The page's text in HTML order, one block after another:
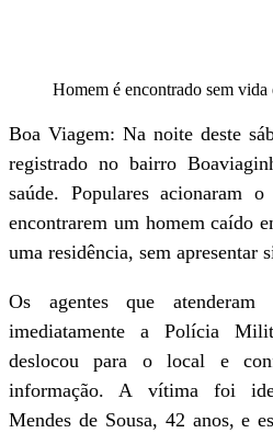
Homem é encontrado sem
Boa Viagem: Na noite deste
registrado no bairro
saúde. Populares acionaram
encontrarem um homem caído
uma residência, sem apresentar
Os agentes que atenderam
imediatamente a Polícia
deslocou para o local e
informação. A vítima foi
Mendes de Sousa, 42 anos, e